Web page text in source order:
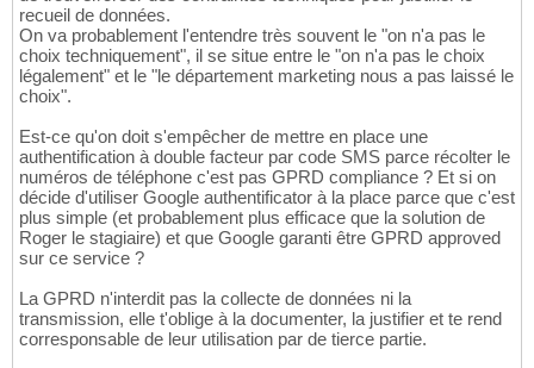
recueil de données.
On va probablement l'entendre très souvent le "on n'a pas le
choix techniquement", il se situe entre le "on n'a pas le choix
légalement" et le "le département marketing nous a pas laissé le
choix".
Est-ce qu'on doit s'empêcher de mettre en place une
authentification à double facteur par code SMS parce récolter le
numéros de téléphone c'est pas GPRD compliance ? Et si on
décide d'utiliser Google authentificator à la place parce que c'est
plus simple (et probablement plus efficace que la solution de
Roger le stagiaire) et que Google garanti être GPRD approved
sur ce service ?
La GPRD n'interdit pas la collecte de données ni la
transmission, elle t'oblige à la documenter, la justifier et te rend
corresponsable de leur utilisation par de tierce partie.